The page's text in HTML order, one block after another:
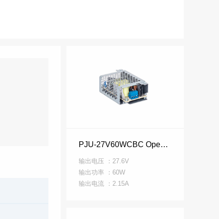
PJU-27V60WCBC Open Frame PJU 系列
输出电压 ：27.6V
输出功率 ：60W
输出电流 ：2.15A
工业电阻 开关电源